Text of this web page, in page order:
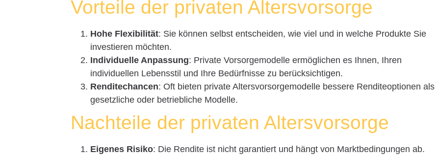
Vorteile der privaten Altersvorsorge
Hohe Flexibilität: Sie können selbst entscheiden, wie viel und in welche Produkte Sie
investieren möchten.
Individuelle Anpassung: Private Vorsorgemodelle ermöglichen es Ihnen, Ihren
individuellen Lebensstil und Ihre Bedürfnisse zu berücksichtigen.
Renditechancen: Oft bieten private Altersvorsorgemodelle bessere Renditeoptionen als
gesetzliche oder betriebliche Modelle.
Nachteile der privaten Altersvorsorge
Eigenes Risiko: Die Rendite ist nicht garantiert und hängt von Marktbedingungen ab.